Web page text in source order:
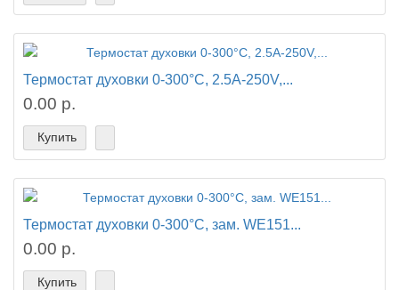
Термостат духовки 0-300°C, 2.5A-250V,...
0.00 р.
Купить
Термостат духовки 0-300°C, зам. WE151...
0.00 р.
Купить